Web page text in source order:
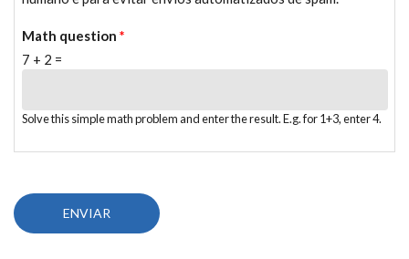
Math question *
7 + 2 =
Solve this simple math problem and enter the result. E.g. for 1+3, enter 4.